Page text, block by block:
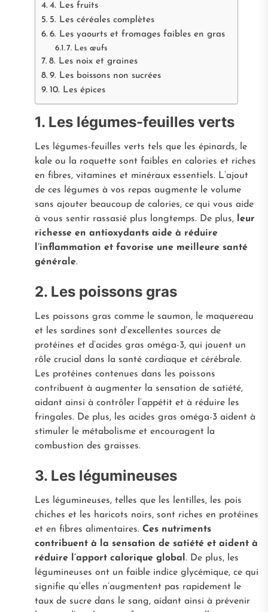
4. Les fruits
5. Les céréales complètes
6. Les yaourts et fromages faibles en gras
7. Les œufs
8. Les noix et graines
9. Les boissons non sucrées
10. Les épices
1. Les légumes-feuilles verts
Les légumes-feuilles verts tels que les épinards, le
kale ou la roquette sont faibles en calories et riches
en fibres, vitamines et minéraux essentiels. L’ajout
de ces légumes à vos repas augmente le volume
sans ajouter beaucoup de calories, ce qui vous aide
à vous sentir rassasié plus longtemps. De plus,
leur
richesse en antioxydants aide à réduire
l’inflammation et favorise une meilleure santé
générale.
2. Les poissons gras
Les poissons gras comme le saumon, le maquereau
et les sardines sont d’excellentes sources de
protéines et d’acides gras oméga-3, qui jouent un
rôle crucial dans la santé cardiaque et cérébrale.
Les protéines contenues dans les poissons
contribuent à augmenter la sensation de satiété,
aidant ainsi à contrôler l’appétit et à réduire les
fringales. De plus, les acides gras oméga-3 aident à
stimuler le métabolisme et encouragent la
combustion des graisses.
3. Les légumineuses
Les légumineuses, telles que les lentilles, les pois
chiches et les haricots noirs, sont riches en protéines
et en fibres alimentaires. Ces nutriments
contribuent à la sensation de satiété et aident à
réduire l’apport calorique global . De plus, les
légumineuses ont un faible indice glycémique, ce qui
signifie qu’elles n’augmentent pas rapidement le
taux de sucre dans le sang, aidant ainsi à prévenir